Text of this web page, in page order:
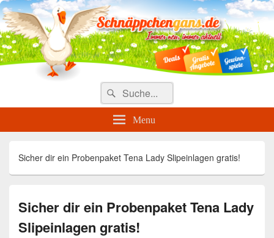
Täglich die besten Gewinnspiele
und Angebote
Search
for:
Suche
Menu
Sicher dir ein Probenpaket Tena Lady Slipeinlagen gratis!
Sicher dir ein Probenpaket Tena Lady
Slipeinlagen gratis!